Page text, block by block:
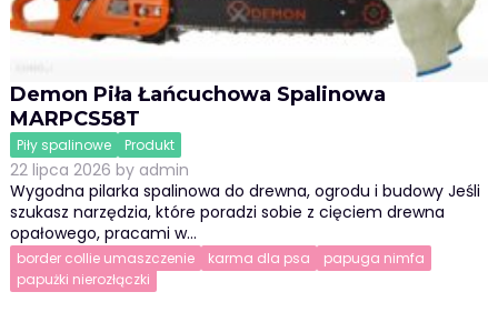
Demon Piła Łańcuchowa Spalinowa
MARPCS58T
Piły spalinowe Produkt
22 lipca 2026 by admin
Wygodna pilarka spalinowa do drewna, ogrodu i budowy Jeśli
szukasz narzędzia, które poradzi sobie z cięciem drewna
opałowego, pracami w…
border collie umaszczenie karma dla psa
papuga nimfa
papużki nierozłączki